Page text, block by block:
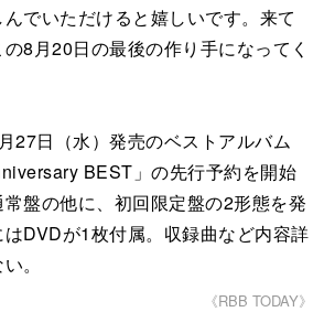
でいただけると嬉しいです。来て
8月20日の最後の作り手になってく
27日（水）発売のベストアルバム
BEST」の先行予約を開始
盤の他に、初回限定盤の2形態を発
DVDが1枚付属。収録曲など内容詳
。
《RBB TODAY》